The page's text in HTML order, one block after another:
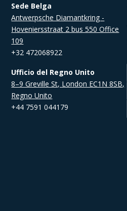
Sede Belga
Antwerpsche Diamantkring -
Hoveniersstraat 2 bus 550 Office
109
+32 472068922
Ufficio del Regno Unito
8–9 Greville St, London EC1N 8SB,
Regno Unito
+44 7591 044179